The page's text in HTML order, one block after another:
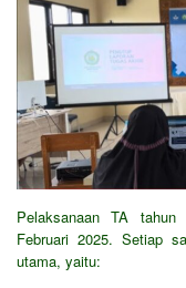
Pelaksanaan TA
Februari 2025. Setiap
utama, yaitu: